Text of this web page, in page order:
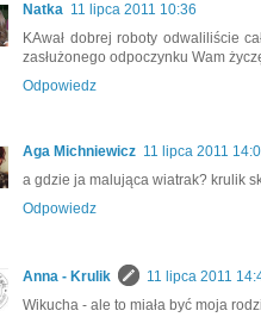
Natka 11 lipca 2011 10:36
KAwał dobrej roboty odwaliliście
zasłużonego odpoczynku Wam
Odpowiedz
Aga Michniewicz 11 lipca 2011
a gdzie ja malująca wiatrak? krulik
Odpowiedz
Anna - Krulik
11 lipca 2011
Wikucha - ale to miała być moja